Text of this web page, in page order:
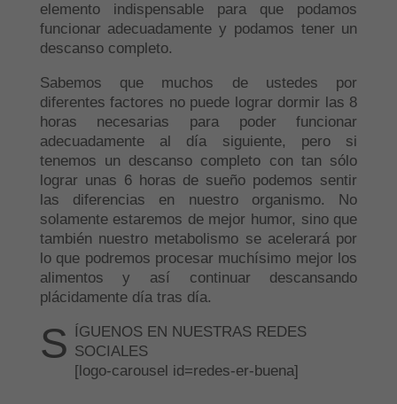
elemento indispensable para que podamos
funcionar adecuadamente y podamos tener un
descanso completo.
Sabemos que muchos de ustedes por
diferentes factores no puede lograr dormir las 8
horas necesarias para poder funcionar
adecuadamente al día siguiente, pero si
tenemos un descanso completo con tan sólo
lograr unas 6 horas de sueño podemos sentir
las diferencias en nuestro organismo. No
solamente estaremos de mejor humor, sino que
también nuestro metabolismo se acelerará por
lo que podremos procesar muchísimo mejor los
alimentos y así continuar descansando
plácidamente día tras día.
S
ÍGUENOS EN NUESTRAS REDES
SOCIALES
[logo-carousel id=redes-er-buena]